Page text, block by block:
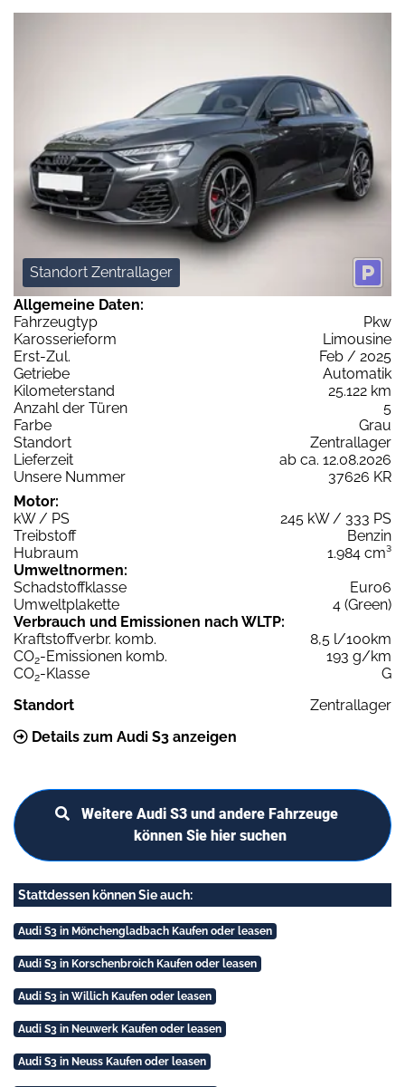
Standort Zentrallager
Allgemeine Daten:
Fahrzeugtyp
Pkw
Karosserieform
Limousine
Erst-Zul.
Feb / 2025
Getriebe
Automatik
Kilometerstand
25.122 km
Anzahl der Türen
5
Farbe
Grau
Standort
Zentrallager
Lieferzeit
ab ca. 12.08.2026
Unsere Nummer
37626 KR
Motor:
kW / PS
245 kW / 333 PS
Treibstoff
Benzin
Hubraum
1.984 cm³
Umweltnormen:
Schadstoffklasse
Euro6
Umweltplakette
4 (Green)
Verbrauch und Emissionen nach WLTP:
Kraftstoffverbr. komb.
8,5 l/100km
CO2-Emissionen komb.
193 g/km
CO2-Klasse
G
Standort
Zentrallager
Details zum Audi S3 anzeigen
Weitere Audi S3 und andere Fahrzeuge
können Sie hier suchen
Stattdessen können Sie auch:
Audi S3 in Mönchengladbach Kaufen oder leasen
Audi S3 in Korschenbroich Kaufen oder leasen
Audi S3 in Willich Kaufen oder leasen
Audi S3 in Neuwerk Kaufen oder leasen
Audi S3 in Neuss Kaufen oder leasen